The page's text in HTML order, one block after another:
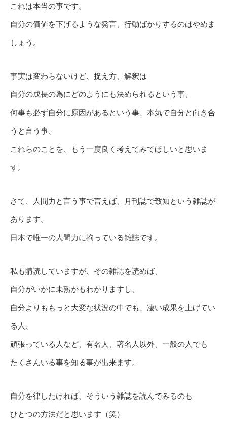
これは本当の事です。
自分の価値を下げるような発言、行動ばかりするのはやめま
しょう。
事実は変わらないけど、捉え方、解釈は
自分の成長の為にどのようにも決められるという事、
何事も必ず自分に原因があるという事、本気で自分と向き合
うと言う事、
これらのことを、もう一度良く考えてみてほしいと思いま
す。
さて、人間力と言う事で言えば、月刊誌で致知という雑誌が
あります。
日本で唯一の人間力に拘っている雑誌です。
私も購読していますが、その雑誌を読めば、
自分がいかに未熟かもわかりますし、
自分よりももっと大変な状況の中でも、凄い成果を上げてい
る人、
頑張っている人など、有名人、著名人以外、一般の人でも
たくさんいる事を知る事が出来ます。
自分を律したければ、そういう雑誌を読んでみるのも
ひとつの方法だと思います（笑）